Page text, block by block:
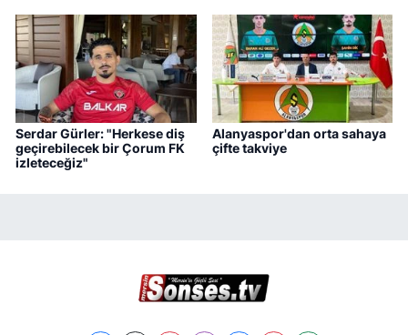
Serdar Gürler: "Herkese diş
geçirebilecek bir Çorum FK
izleteceğiz"
Alanyaspor'dan orta sahaya
çifte takviye